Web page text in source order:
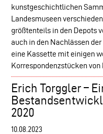
kunstgeschichtlichen
Landesmuseen
größtenteils in den Depots
auch in den Nachlässen
eine Kassette mit einigen
Korrespondenzstücken von
Erich Torggler –
2020
10.08.2023